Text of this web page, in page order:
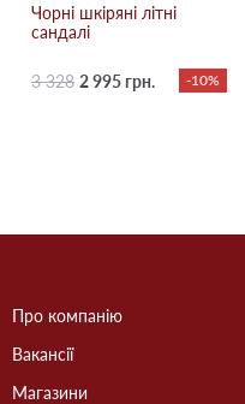
Чорні шкіряні літні
сандалі
3 328 2 995 грн. -10%
Про компанію
Вакансії
Магазини